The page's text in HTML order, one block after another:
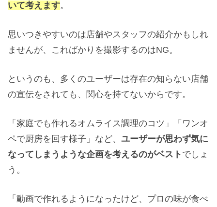
いて考えます。
思いつきやすいのは店舗やスタッフの紹介かもしれ
ませんが、こればかりを撮影するのはNG。
というのも、多くのユーザーは存在の知らない店舗
の宣伝をされても、関心を持てないからです。
「家庭でも作れるオムライス調理のコツ」「ワンオ
ペで厨房を回す様子」など、 ユーザーが思わず気に
なってしまうような企画を考えるのがベスト でしょ
う。
「動画で作れるようになったけど、プロの味が食べ